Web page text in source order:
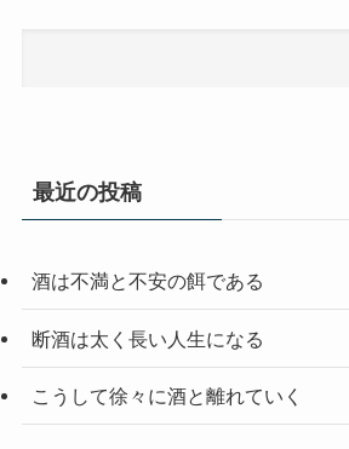
最近の投稿
酒は不満と不安の餌である
断酒は太く長い人生になる
こうして徐々に酒と離れていく